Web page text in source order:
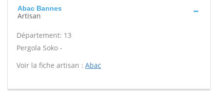
Abac Bannes
Artisan
Département: 13
Pergola Soko -
Voir la fiche artisan : Abac